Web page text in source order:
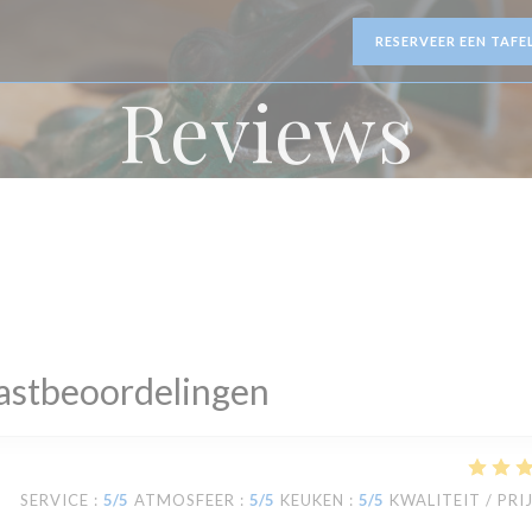
RESERVEER EEN TAFEL
Reviews
SERVICE : 5/5 ATMOSFEER : 5/5 KEUKEN : 5/5 KWALITEIT /